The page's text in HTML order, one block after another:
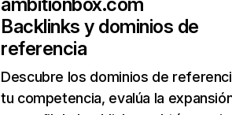
Backlinks y dominios de
referencia
Descubre los dominios de
tu competencia, evalúa la